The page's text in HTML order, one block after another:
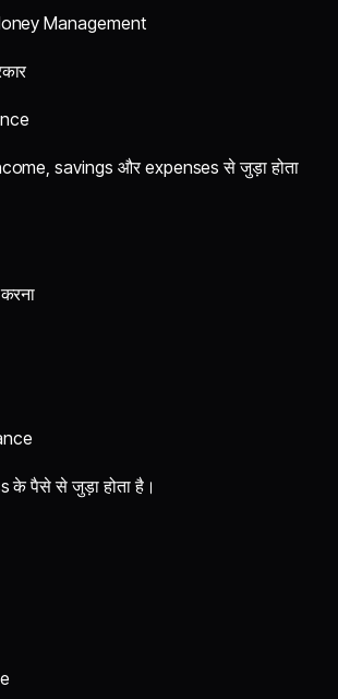
Management
savings और expenses से जुड़ा होता
के पैसे से जुड़ा होता है।